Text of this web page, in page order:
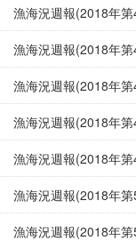
漁海況週報(2018年
漁海況週報(2018年
漁海況週報(2018年
漁海況週報(2018年
漁海況週報(2018年
漁海況週報(2018年
漁海況週報(2018年